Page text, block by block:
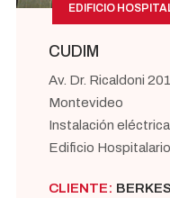
EDIFICIO
CUDIM
Av. Dr. Ricaldoni
Montevideo
Instalación eléctrica
Edificio Hospitalario
CLIENTE: